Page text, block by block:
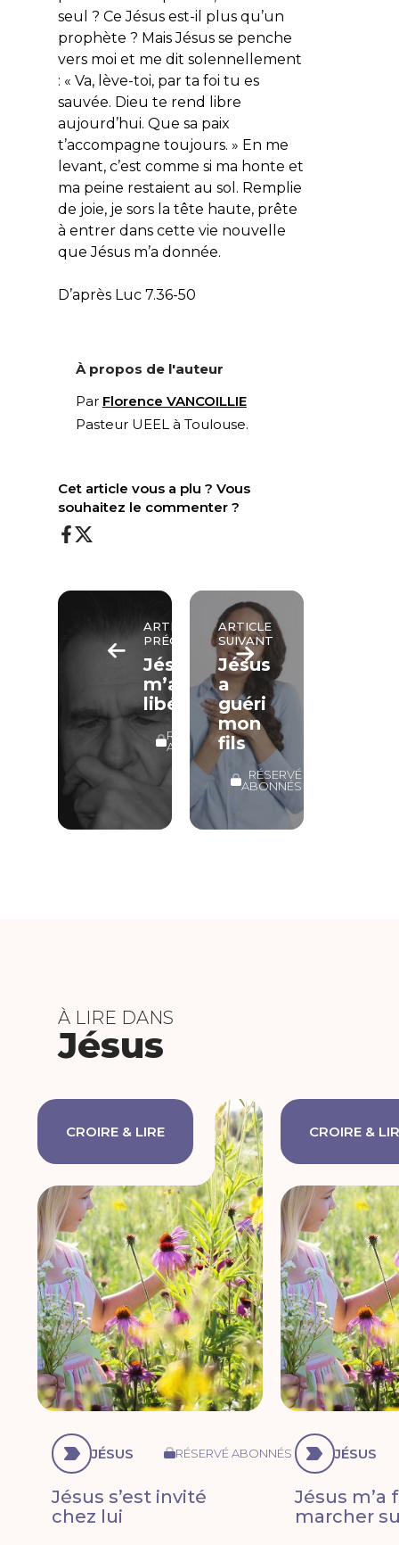
seul ? Ce Jésus est-il plus qu’un
prophète ? Mais Jésus se penche
vers moi et me dit solennellement
: « Va, lève-toi, par ta foi tu es
sauvée. Dieu te rend libre
aujourd’hui. Que sa paix
t’accompagne toujours. » En me
levant, c’est comme si ma honte et
ma peine restaient au sol. Remplie
de joie, je sors la tête haute, prête
à entrer dans cette vie nouvelle
que Jésus m’a donnée.
D’après Luc 7.36-50
À propos de l'auteur
Par Florence VANCOILLIE
Pasteur UEEL à Toulouse.
Cet article vous a plu ? Vous
souhaitez le commenter ?
ARTICLE
PRÉCÉDENT
Jésus
m’a
libéré
RÉSERVÉ
ABONNÉS
ARTICLE
SUIVANT
Jésus
a
guéri
mon
fils
RÉSERVÉ
ABONNÉS
À LIRE DANS
Jésus
CROIRE & LIRE
JÉSUS RÉSERVÉ ABONNÉS
Jésus s’est invité
chez lui
CROIRE &
JÉSUS
Jésus m’a
marcher